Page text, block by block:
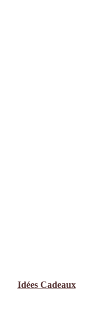
Idées Cadeaux